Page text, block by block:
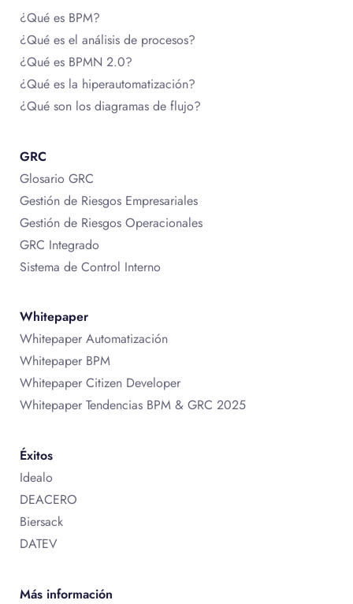
¿Qué es BPM?
¿Qué es el análisis de procesos?
¿Qué es BPMN 2.0?
¿Qué es la hiperautomatización?
¿Qué son los diagramas de flujo?
GRC
Glosario GRC
Gestión de Riesgos Empresariales
Gestión de Riesgos Operacionales
GRC Integrado
Sistema de Control Interno
Whitepaper
Whitepaper Automatización
Whitepaper BPM
Whitepaper Citizen Developer
Whitepaper Tendencias BPM & GRC 2025
Éxitos
Idealo
DEACERO
Biersack
DATEV
Más información